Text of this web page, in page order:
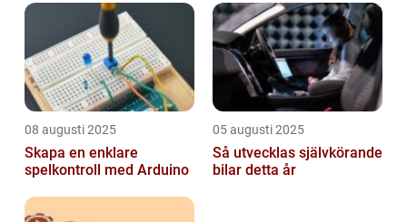
08 augusti 2025
Skapa en enklare
spelkontroll med Arduino
05 augusti 2025
Så utvecklas självkörande
bilar detta år